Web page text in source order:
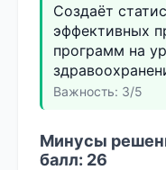
Создаёт
эффективных
программ на
Важность: 3/5
Минусы
балл: 26